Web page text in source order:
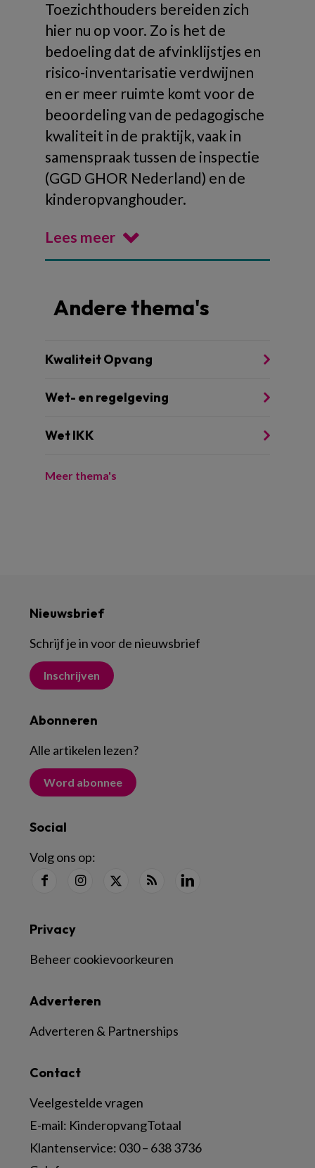
Toezichthouders bereiden zich
hier nu op voor. Zo is het de
bedoeling dat de afvinklijstjes en
risico-inventarisatie verdwijnen
en er meer ruimte komt voor de
beoordeling van de pedagogische
kwaliteit in de praktijk, vaak in
samenspraak tussen de inspectie
(GGD GHOR Nederland) en de
kinderopvanghouder.
Lees meer
Andere thema's
Kwaliteit Opvang
Wet- en regelgeving
Wet IKK
Meer thema's
Nieuwsbrief
Schrijf je in voor de nieuwsbrief
Inschrijven
Abonneren
Alle artikelen lezen?
Word abonnee
Social
Volg ons op:
Contact
Veelgestelde vragen
E-mail: KinderopvangTotaal
Klantenservice: 030 – 638 3736
Adverteren
Adverteren & Partnerships
Privacy
Beheer cookievoorkeuren